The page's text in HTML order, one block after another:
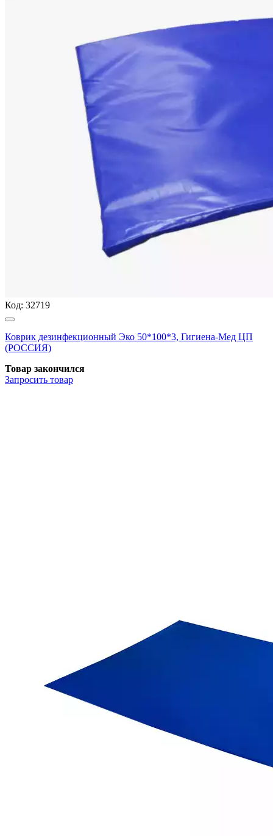
Код: 32719
Коврик дезинфекционный Эко 50*100*3, Гигиена-Мед ЦП
(РОССИЯ)
Товар закончился
Запросить товар